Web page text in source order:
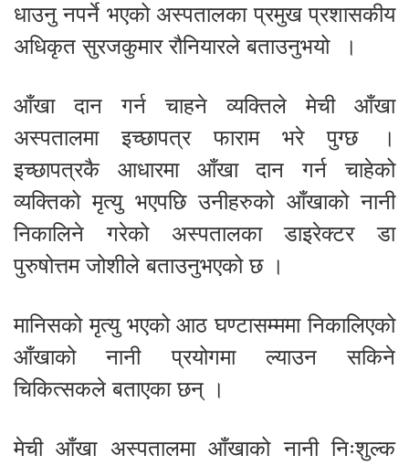
धाउनु नपर्ने भएको अस्पतालका प्रमुख प्रशासकीय
अधिकृत सुरजकुमार रौनियारले बताउनुभयो ।
आँखा दान गर्न चाहने व्यक्तिले मेची आँखा
अस्पतालमा इच्छापत्र फाराम भरे पुग्छ ।
इच्छापत्रकै आधारमा आँखा दान गर्न चाहेको
व्यक्तिको मृत्यु भएपछि उनीहरुको आँखाको नानी
निकालिने गरेको अस्पतालका डाइरेक्टर डा
पुरुषोत्तम जोशीले बताउनुभएको छ ।
मानिसको मृत्यु भएको आठ घण्टासम्ममा निकालिएको
आँखाको नानी प्रयोगमा ल्याउन सकिने
चिकित्सकले बताएका छन् ।
मेची आँखा अस्पतालमा आँखाको नानी निःशुल्क